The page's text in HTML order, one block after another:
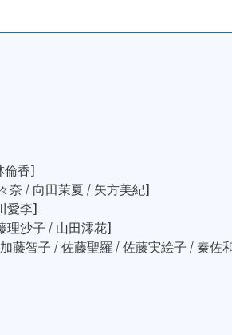
倫香]
奈 / 向田茉夏 / 矢方美紀]
愛李]
理沙子 / 山田澪花]
藤智子 / 佐藤聖羅 / 佐藤実絵子 / 秦佐